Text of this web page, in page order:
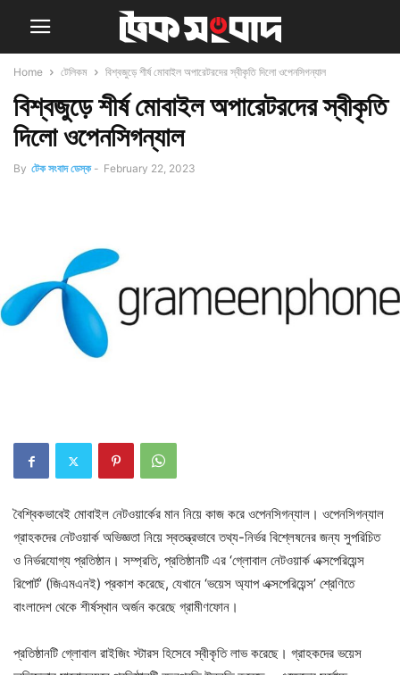
Home টেলিকম বিশ্বজুড়ে শীর্ষ মোবাইল অপারেটরদের স্বীকৃতি দিলো ওপেনসিগন্যাল
বিশ্বজুড়ে শীর্ষ মোবাইল অপারেটরদের স্বীকৃতি
দিলো ওপেনসিগন্যাল
By টেক সংবাদ ডেস্ক - February 22, 2023
বৈশ্বিকভাবেই মোবাইল নেটওয়ার্কের মান নিয়ে কাজ করে ওপেনসিগন্যাল। ওপেনসিগন্যাল
গ্রাহকদের নেটওয়ার্ক অভিজ্ঞতা নিয়ে স্বতন্ত্রভাবে তথ্য-নির্ভর বিশ্লেষনের জন্য সুপরিচিত
ও নির্ভরযোগ্য প্রতিষ্ঠান। সম্প্রতি, প্রতিষ্ঠানটি এর ‘গ্লোবাল নেটওয়ার্ক এক্সপেরিয়েন্স
রিপোর্ট’ (জিএমএনই) প্রকাশ করেছে, যেখানে ‘ভয়েস অ্যাপ এক্সপেরিয়েন্স’ শ্রেণিতে
বাংলাদেশ থেকে শীর্ষস্থান অর্জন করেছে গ্রামীণফোন।
প্রতিষ্ঠানটি গ্লোবাল রাইজিং স্টারস হিসেবে স্বীকৃতি লাভ করেছে। গ্রাহকদের ভয়েস